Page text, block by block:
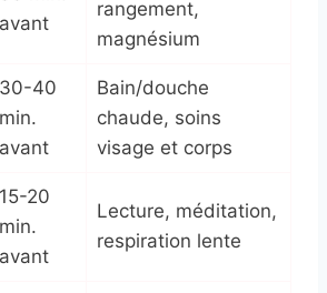
avant
rangement,
magnésium
30-40
min.
avant
Bain/douche
chaude, soins
visage et corps
15-20
min.
avant
Lecture, méditation,
respiration lente